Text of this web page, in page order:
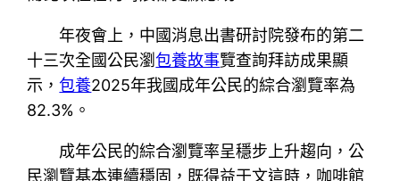
年夜會上，中國消息出書研討院發布的第二
十三次全國公民瀏包養故事覽查詢拜訪成果顯
示，包養2025年我國成年公民的綜合瀏覽率為
82.3%。
成年公民的綜合瀏覽率呈穩步上升趨向，公
民瀏覽基本連續穩固，既得益于文這時，咖啡館